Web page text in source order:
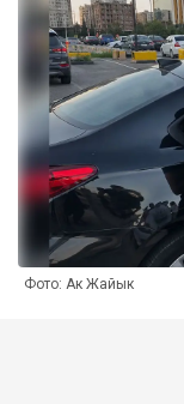
Фото: Ак Жайык